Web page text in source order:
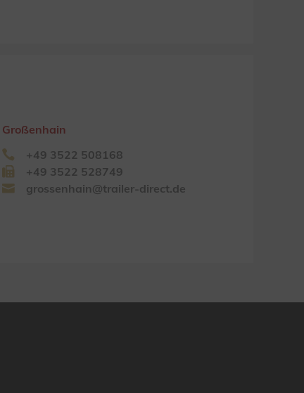
Großenhain
+49 3522 508168
+49 3522 528749
grossenhain@trailer-direct.de